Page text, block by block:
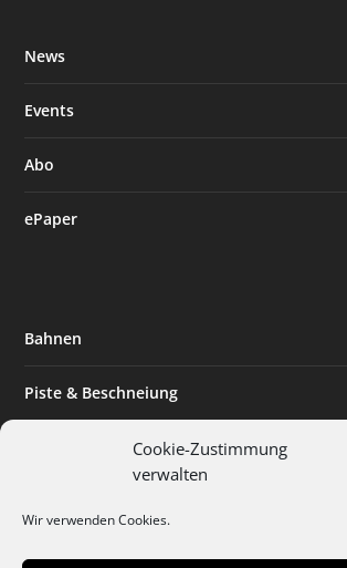
Cookie-Zustimmung
verwalten
Wir verwenden Cookies.
News
Events
Abo
ePaper
Bahnen
Piste & Beschneiung
Expertise & Technik